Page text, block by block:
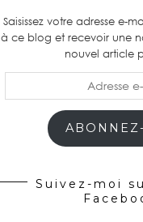
Saisissez votre adresse e-
à ce blog et recevoir une
nouvel article
Suivez-moi